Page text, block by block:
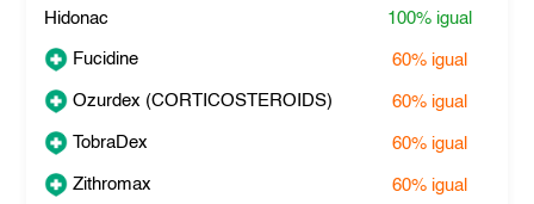
Hidonac 100% igual
Fucidine 60% igual
Ozurdex (CORTICOSTEROIDS) 60% igual
TobraDex 60% igual
Zithromax 60% igual